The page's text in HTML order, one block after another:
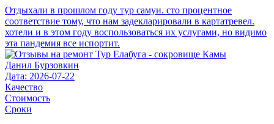
Отдыхали в прошлом году тур самуи. сто процентное
соответствие тому, что нам задекларировали в картатревел.
хотели и в этом году воспользоваться их услугами, но видимо
эта пандемия все испортит.
Данил Бурзовкин
Дата: 2026-07-22
Качество
Стоимость
Сроки